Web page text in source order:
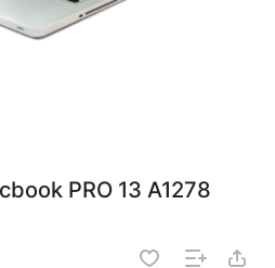
PRO 13 A1278